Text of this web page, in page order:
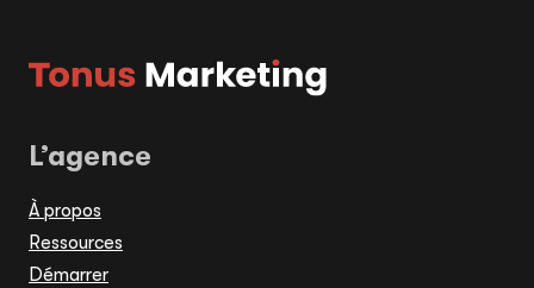
L’agence
À propos
Ressources
Démarrer